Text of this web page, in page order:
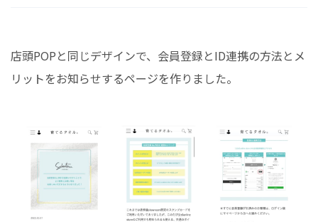
店頭POPと同じデザインで、会員登録とID連携の方法とメ
リットをお知らせするページを作りました。